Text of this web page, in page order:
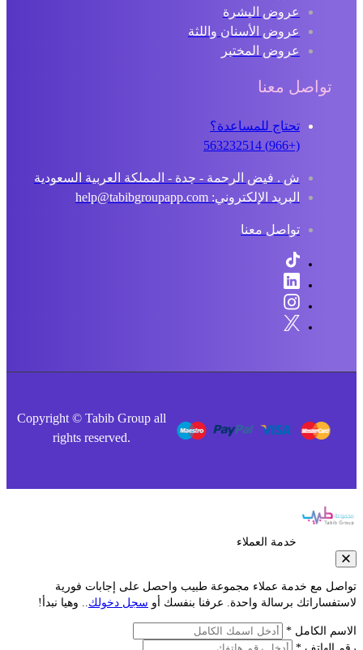
عروض البشرة
عروض الأسنان واللثة
عروض المختبر
تواصل معنا
تحتاج للمساعدة؟
ش . فيض الرحمة - جدة - المملكة العربية السعودية
البريد الإلكتروني: help@tabibgroupapp.com
تواصل معنا
Copyright © Tabib Group all
rights reserved.
خدمة العملاء
مع خدمة عملاء مجموعة طبيب واحصل على إجابات فورية
برسالة واحدة. عرفنا بنفسك أوسجل دخولك.. وهيا نبدأ!
الكامل *